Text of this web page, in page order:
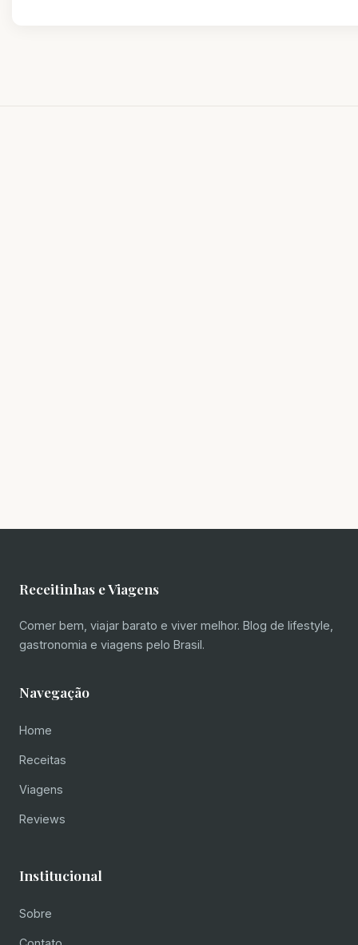
Receitinhas e Viagens
Comer bem, viajar barato e viver melhor. Blog de lifestyle,
gastronomia e viagens pelo Brasil.
Navegação
Home
Receitas
Viagens
Reviews
Institucional
Sobre